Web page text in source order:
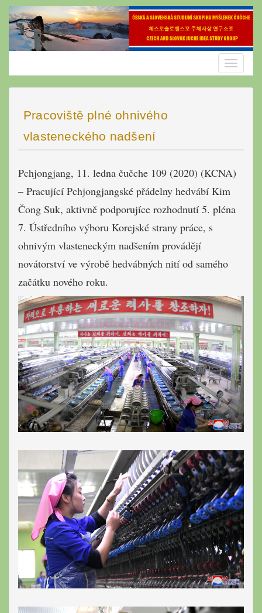
Skip
content
Toggle
Pracoviště plné ohnivého
vlasteneckého nadšení
Pchjongjang, 11. ledna čučche 109 (2020) (KCNA)
– Pracující Pchjongjangské přádelny hedvábí Kim
Čong Suk, aktivně podporujíce rozhodnutí 5. pléna
7. Ústředního výboru Korejské strany práce, s
ohnivým vlasteneckým nadšením provádějí
novátorství ve výrobě hedvábných nití od samého
začátku nového roku.